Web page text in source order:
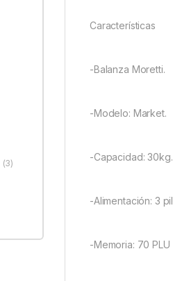
Características
-Balanza Moretti.
-Modelo: Market.
-Capacidad: 30kg.
-Alimentación: 3
-Memoria: 70
(3)